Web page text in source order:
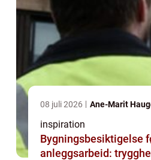
08 juli 2026 Ane-Marit
inspiration
Bygningsbesiktigelse
anleggsarbeid: